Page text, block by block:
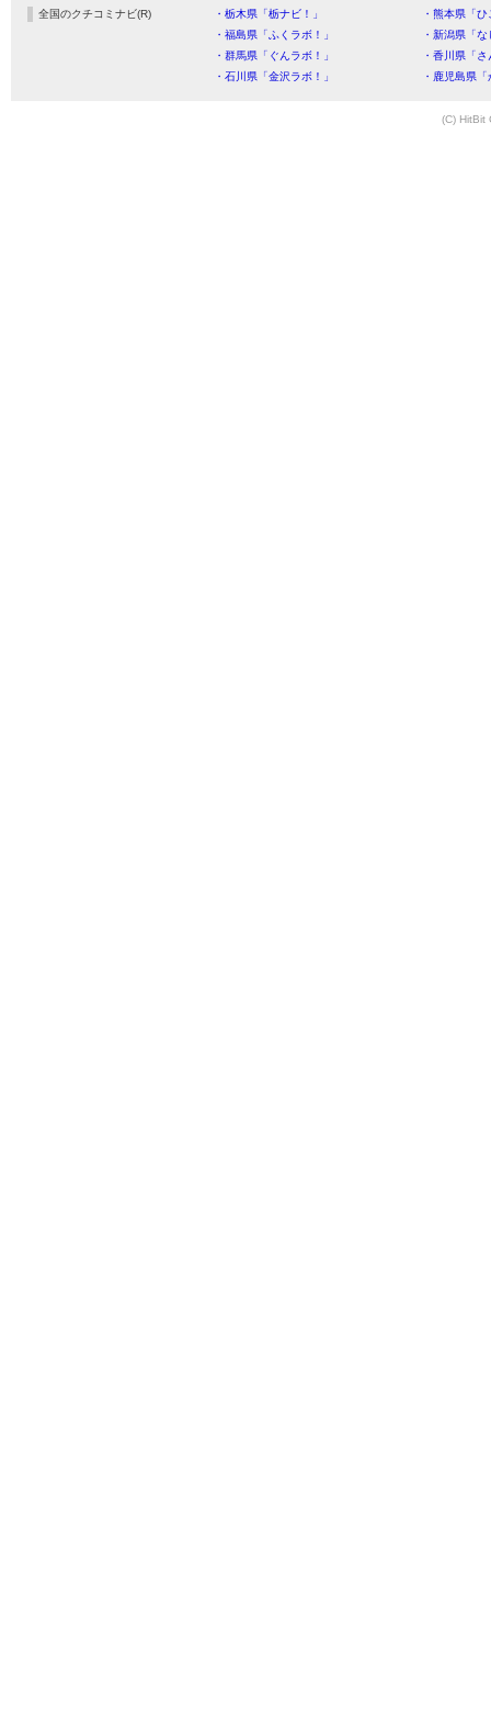
全国のクチコミナビ(R) ・栃木県「栃ナビ！」
・熊本県「
・福島県「ふくラボ！」
・新潟県「
・群馬県「ぐんラボ！」
・香川県「
・石川県「金沢ラボ！」
・鹿児島県
(C) HitBit